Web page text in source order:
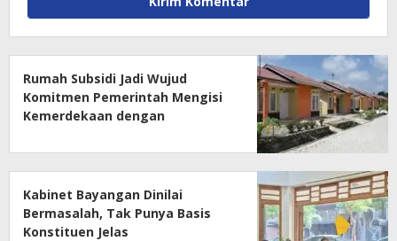
Rumah Subsidi Jadi Wujud
Komitmen Pemerintah Mengisi
Kemerdekaan dengan
Kabinet Bayangan Dinilai
Bermasalah, Tak Punya Basis
Konstituen Jelas